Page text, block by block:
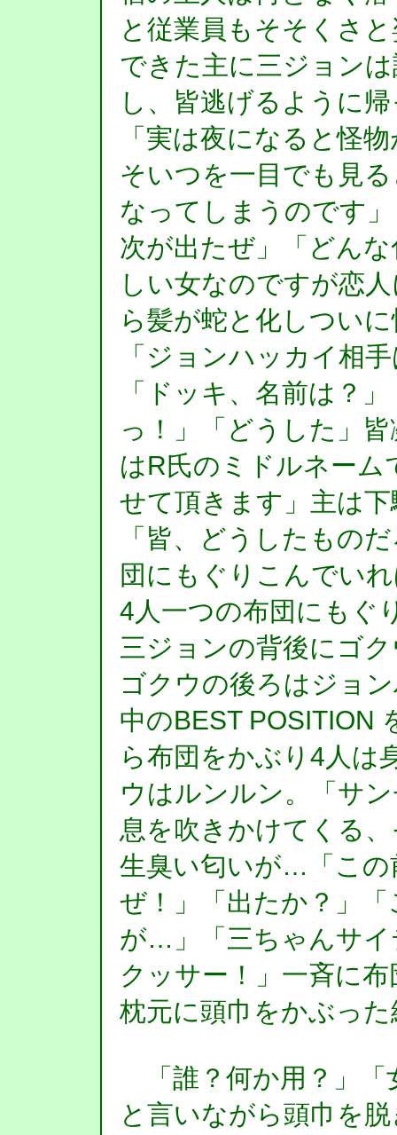
と従業員もそそくさ
できた主に三ジョン
し、皆逃げるように
「実は夜になると怪
そいつを一目でも見
なってしまうのです
次が出たぜ」「どん
しい女なのですが恋
ら髪が蛇と化しつい
「ジョンハッカイ相
「ドッキ、名前は？
っ！」「どうした」
はR氏のミドルネーム
せて頂きます」主は
「皆、どうしたもの
団にもぐりこんでい
4人一つの布団にもぐ
三ジョンの背後にゴ
ゴクウの後ろはジョ
中のBEST POSITION
ら布団をかぶり4人は
ウはルンルン。「サ
息を吹きかけてくる
生臭い匂いが…「この
ぜ！」「出たか？」
が…」「三ちゃんサイ
クッサー！」一斉に
枕元に頭巾をかぶっ
「誰？何か用？」
と言いながら頭巾を